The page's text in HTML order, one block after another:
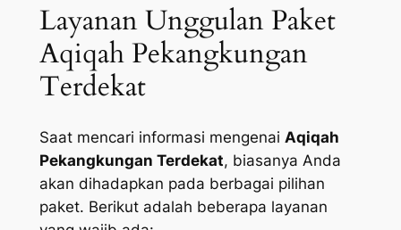
Layanan Unggulan Paket
Aqiqah Pekangkungan
Terdekat
Saat mencari informasi mengenai Aqiqah
Pekangkungan Terdekat, biasanya Anda
akan dihadapkan pada berbagai pilihan
paket. Berikut adalah beberapa layanan